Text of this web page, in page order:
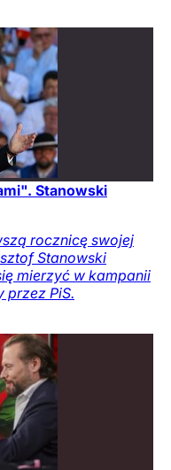
Stanowski
rocznicę swojej
Stanowski
mierzyć w kampanii
przez PiS.